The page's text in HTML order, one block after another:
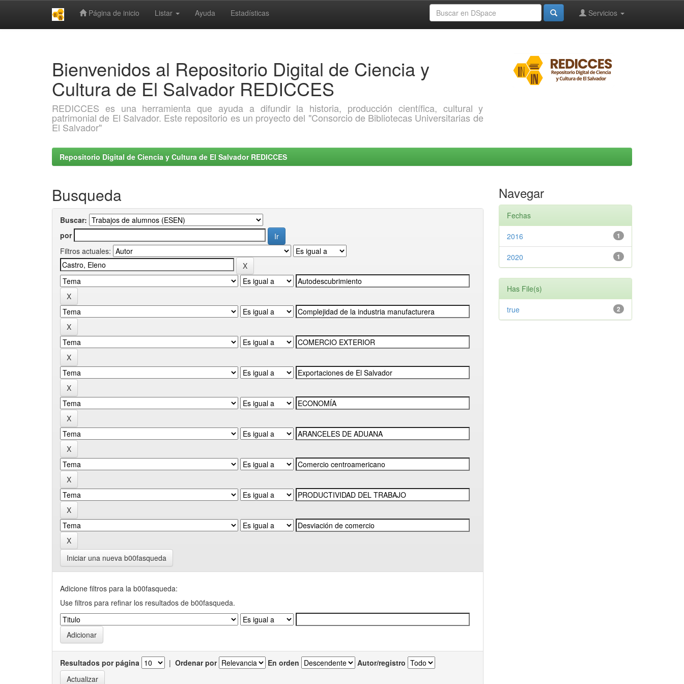
Página de inicio Listar Ayuda Estadísticas Servicios
Bienvenidos al Repositorio Digital de Ciencia y
Cultura de El Salvador REDICCES
REDICCES es una herramienta que ayuda a difundir la historia, producción científica, cultural y
patrimonial de El Salvador. Este repositorio es un proyecto del "Consorcio de Bibliotecas Universitarias de
El Salvador"
Repositorio Digital de Ciencia y Cultura de El Salvador REDICCES
Busqueda
Buscar:
por
Filtros actuales:
Iniciar una nueva b00fasqueda
Adicione filtros para la b00fasqueda:
Use filtros para refinar los resultados de b00fasqueda.
Resultados por página | Ordenar por En orden Autor/registro
Navegar
Fechas
1
2016
1
2020
Has File(s)
2
true